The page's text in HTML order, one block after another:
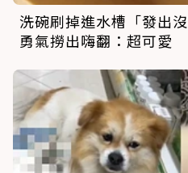
洗碗刷掉進水槽「發出
勇氣撈出嗨翻：超可愛